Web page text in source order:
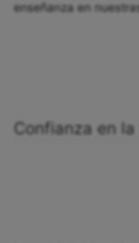
enseñanza en
Confianza en